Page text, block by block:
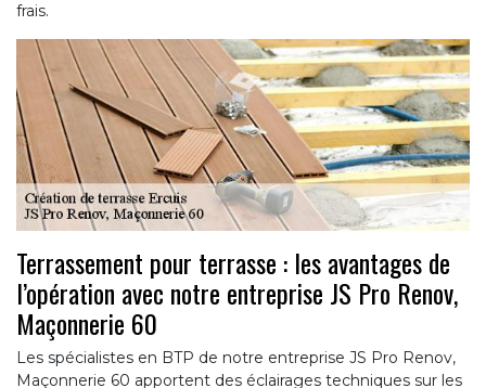
frais.
Terrassement pour terrasse : les avantages de
l’opération avec notre entreprise JS Pro Renov,
Maçonnerie 60
Les spécialistes en BTP de notre entreprise JS Pro Renov,
Maçonnerie 60 apportent des éclairages techniques sur les